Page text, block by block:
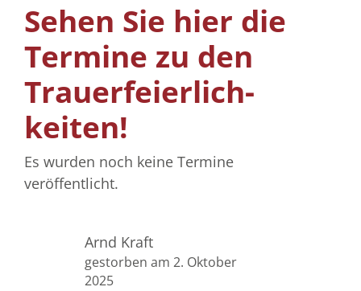
Sehen Sie hier die
Termine zu den
Trauer­feierlich­
keiten!
Es wurden noch keine Termine
veröffentlicht.
Arnd Kraft
gestorben am 2. Oktober
2025